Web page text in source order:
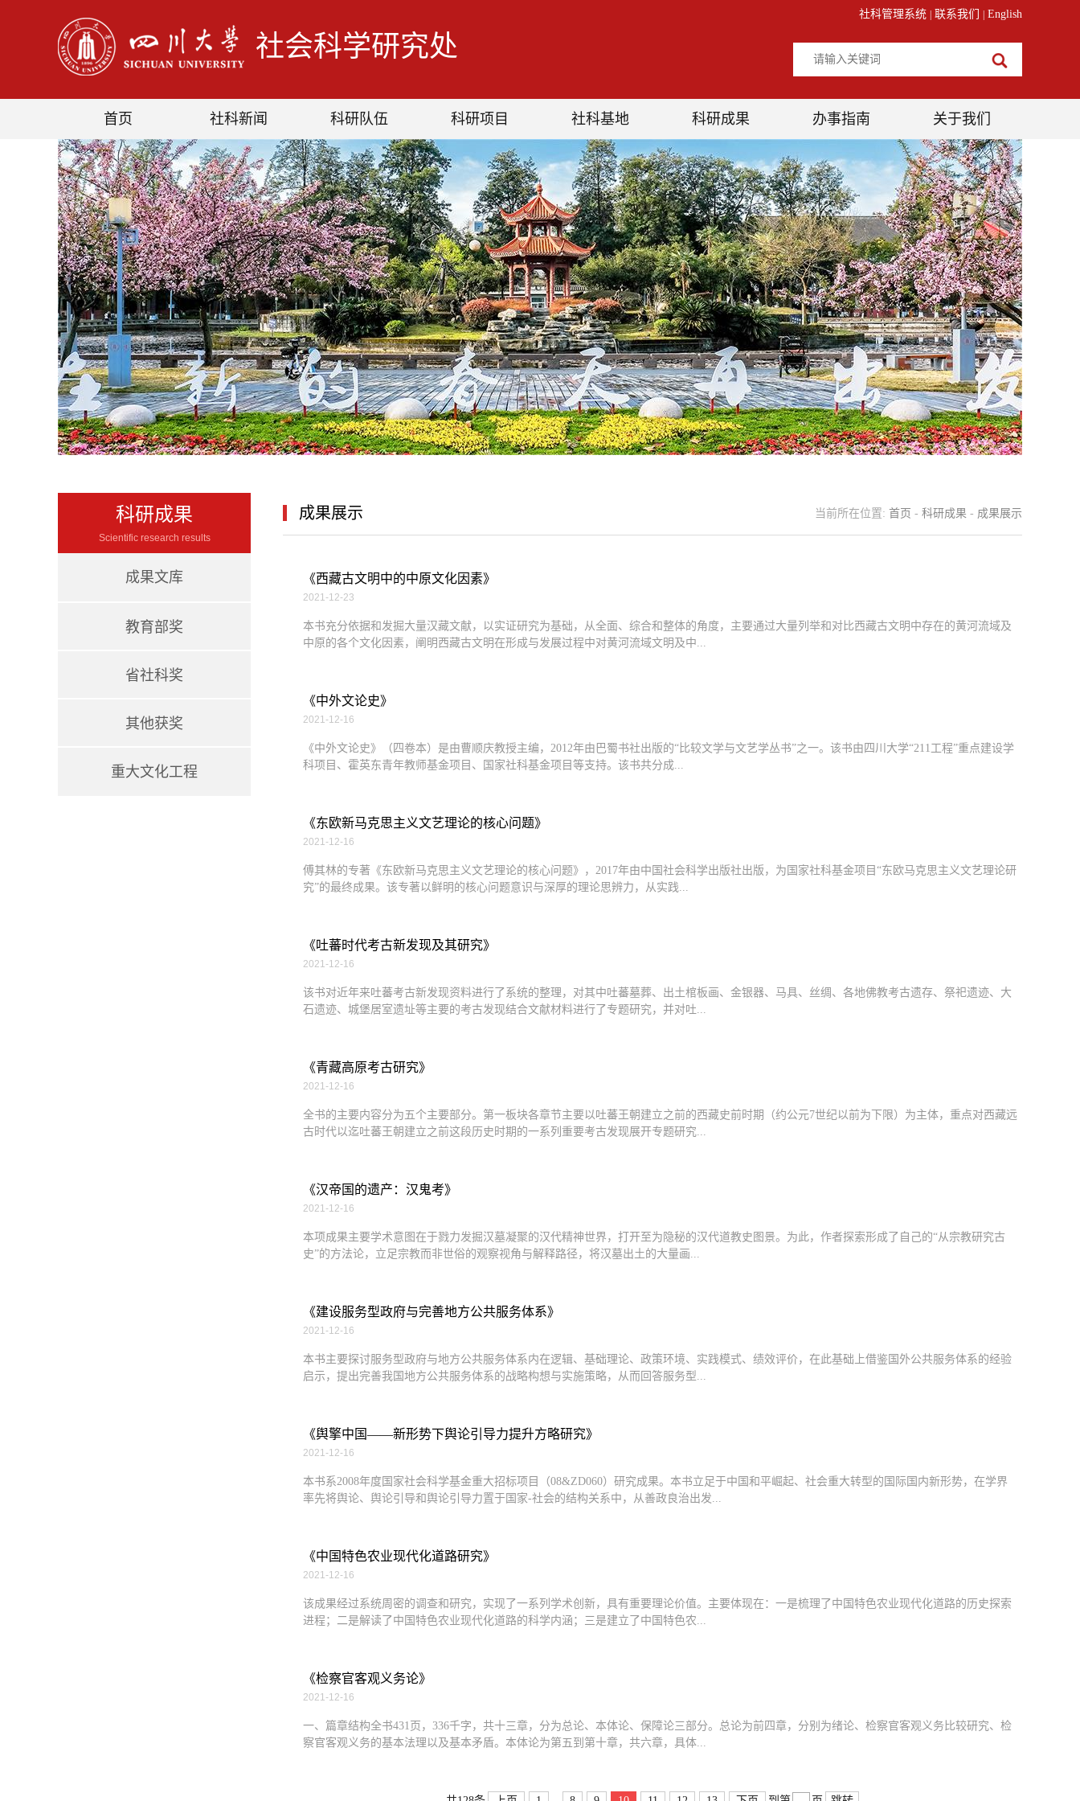
社会科学研究处
社科管理系统 联系我们 English
首页 社科新闻 科研队伍 科研项目 社科基地 科研成果 办事指南 关于我们
科研成果
Scientific research results
成果文库
教育部奖
省社科奖
其他获奖
重大文化工程
成果展示 当前所在位置: 首页 - 科研成果 - 成果展示
《西藏古文明中的中原文化因素》
2021-12-23
本书充分依据和发掘大量汉藏文献，以实证研究为基础，从全面、综合和整体的角度，主要通过大量列举和对比西藏古文明中存在的黄河流域及
中原的各个文化因素，阐明西藏古文明在形成与发展过程中对黄河流域文明及中...
《中外文论史》
2021-12-16
《中外文论史》（四卷本）是由曹顺庆教授主编，2012年由巴蜀书社出版的“比较文学与文艺学丛书”之一。该书由四川大学“211工程”重点建设学
科项目、霍英东青年教师基金项目、国家社科基金项目等支持。该书共分成...
《东欧新马克思主义文艺理论的核心问题》
2021-12-16
傅其林的专著《东欧新马克思主义文艺理论的核心问题》，2017年由中国社会科学出版社出版，为国家社科基金项目“东欧马克思主义文艺理论研
究”的最终成果。该专著以鲜明的核心问题意识与深厚的理论思辨力，从实践...
《吐蕃时代考古新发现及其研究》
2021-12-16
该书对近年来吐蕃考古新发现资料进行了系统的整理，对其中吐蕃墓葬、出土棺板画、金银器、马具、丝绸、各地佛教考古遗存、祭祀遗迹、大
石遗迹、城堡居室遗址等主要的考古发现结合文献材料进行了专题研究，并对吐...
《青藏高原考古研究》
2021-12-16
全书的主要内容分为五个主要部分。第一板块各章节主要以吐蕃王朝建立之前的西藏史前时期（约公元7世纪以前为下限）为主体，重点对西藏远
古时代以迄吐蕃王朝建立之前这段历史时期的一系列重要考古发现展开专题研究...
《汉帝国的遗产：汉鬼考》
2021-12-16
本项成果主要学术意图在于戮力发掘汉墓凝聚的汉代精神世界，打开至为隐秘的汉代道教史图景。为此，作者探索形成了自己的“从宗教研究古
史”的方法论，立足宗教而非世俗的观察视角与解释路径，将汉墓出土的大量画...
《建设服务型政府与完善地方公共服务体系》
2021-12-16
本书主要探讨服务型政府与地方公共服务体系内在逻辑、基础理论、政策环境、实践模式、绩效评价，在此基础上借鉴国外公共服务体系的经验
启示，提出完善我国地方公共服务体系的战略构想与实施策略，从而回答服务型...
《舆擎中国——新形势下舆论引导力提升方略研究》
2021-12-16
本书系2008年度国家社会科学基金重大招标项目（08&ZD060）研究成果。本书立足于中国和平崛起、社会重大转型的国际国内新形势，在学界
率先将舆论、舆论引导和舆论引导力置于国家-社会的结构关系中，从善政良治出发...
《中国特色农业现代化道路研究》
2021-12-16
该成果经过系统周密的调查和研究，实现了一系列学术创新，具有重要理论价值。主要体现在：一是梳理了中国特色农业现代化道路的历史探索
进程；二是解读了中国特色农业现代化道路的科学内涵；三是建立了中国特色农...
《检察官客观义务论》
2021-12-16
一、篇章结构全书431页，336千字，共十三章，分为总论、本体论、保障论三部分。总论为前四章，分别为绪论、检察官客观义务比较研究、检
察官客观义务的基本法理以及基本矛盾。本体论为第五到第十章，共六章，具体...